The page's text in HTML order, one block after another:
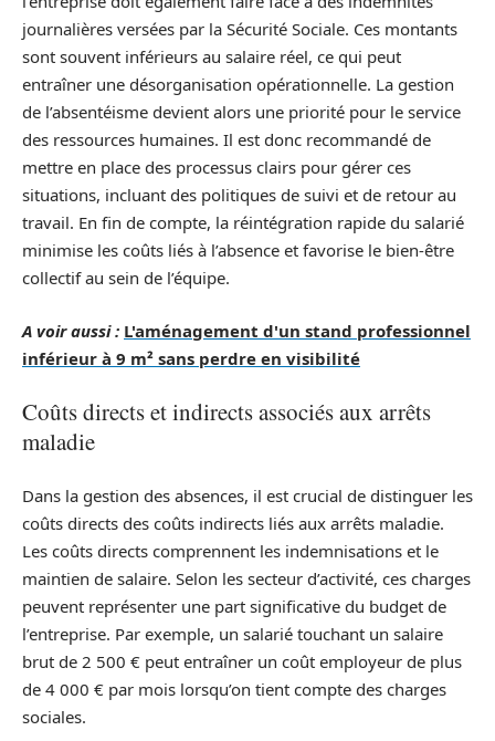
journalières versées par la Sécurité Sociale. Ces montants
sont souvent inférieurs au salaire réel, ce qui peut
entraîner une désorganisation opérationnelle. La gestion
de l’absentéisme devient alors une priorité pour le service
des ressources humaines. Il est donc recommandé de
mettre en place des processus clairs pour gérer ces
situations, incluant des politiques de suivi et de retour au
travail. En fin de compte, la réintégration rapide du salarié
minimise les coûts liés à l’absence et favorise le bien-être
collectif au sein de l’équipe.
A voir aussi : L'aménagement d'un stand professionnel
inférieur à 9 m² sans perdre en visibilité
Coûts directs et indirects associés aux arrêts
maladie
Dans la gestion des absences, il est crucial de distinguer les
coûts directs des coûts indirects liés aux arrêts maladie.
Les coûts directs comprennent les indemnisations et le
maintien de salaire. Selon les secteur d’activité, ces charges
peuvent représenter une part significative du budget de
l’entreprise. Par exemple, un salarié touchant un salaire
brut de 2 500 € peut entraîner un coût employeur de plus
de 4 000 € par mois lorsqu’on tient compte des charges
sociales.